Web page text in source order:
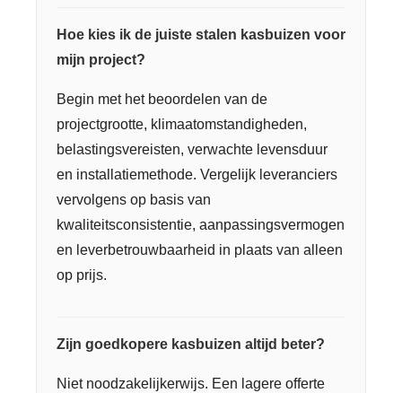
Hoe kies ik de juiste stalen kasbuizen voor
mijn project?
Begin met het beoordelen van de
projectgrootte, klimaatomstandigheden,
belastingsvereisten, verwachte levensduur
en installatiemethode. Vergelijk leveranciers
vervolgens op basis van
kwaliteitsconsistentie, aanpassingsvermogen
en leverbetrouwbaarheid in plaats van alleen
op prijs.
Zijn goedkopere kasbuizen altijd beter?
Niet noodzakelijkerwijs. Een lagere offerte